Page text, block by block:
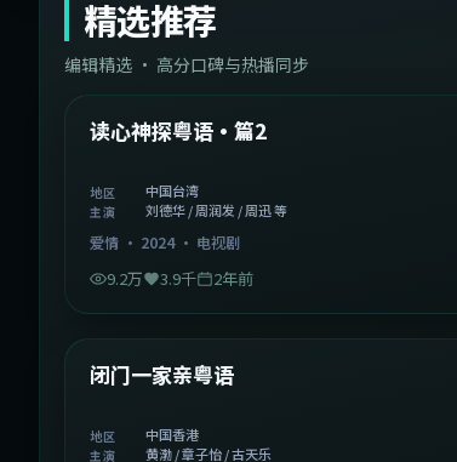
精选推荐
编辑精选 · 高分口碑与热播同步
精选
中国台湾
读心神探粤语·篇2
地区 中国台湾
主演 刘德华 / 周润发 / 周迅 等
爱情 · 2024· 电视剧
9.2万 3.9千 2年前
精选
中国香港
闭门一家亲粤语
地区 中国香港
主演 黄渤 / 章子怡 / 古天乐